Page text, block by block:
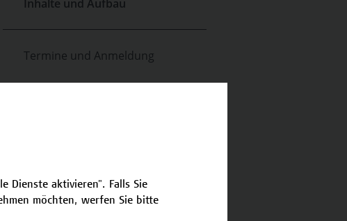
Inhalte und Aufbau
Termine und Anmeldung
Dienste aktivieren". Falls Sie
möchten, werfen Sie bitte